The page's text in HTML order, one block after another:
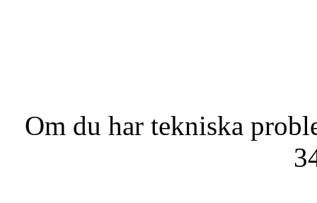
Om du har tekniska